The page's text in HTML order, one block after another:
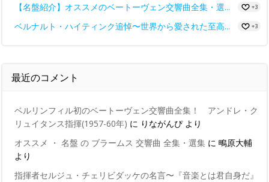
【名盤紹介】オススメのベートーヴェン交響曲全集・選... +3
ベルナルト・ハイティンク追悼〜世界から愛された至高... +3
最近のコメント
ベルリンフィル初のベートーヴェン交響曲全集！ アンドレ・ク
リュイタンス指揮(1957-60年) に りながんぴより
オススメ ・ 名盤 の ブラームス 交響曲 全集・選集 に 鴫原大輔
より
指揮者セルジュ・チェリビダッケの名言〜『音楽とは君自身だ』